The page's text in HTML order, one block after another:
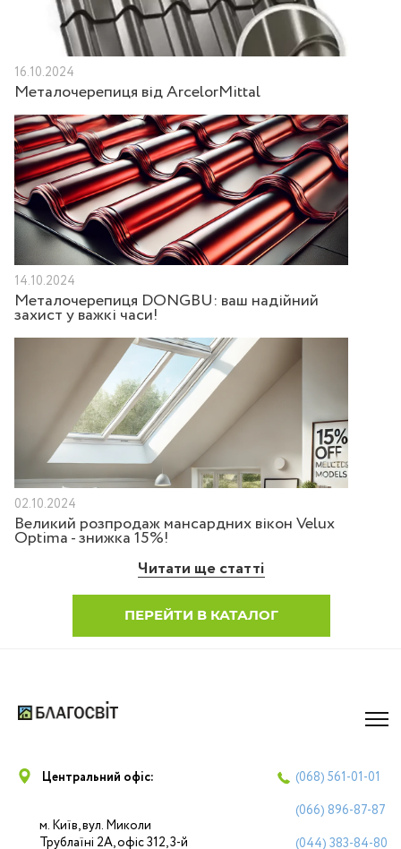
16.10.2024
Металочерепиця від ArcelorMittal
14.10.2024
Металочерепиця DONGBU: ваш надійний
захист у важкі часи!
02.10.2024
Великий розпродаж мансардних вікон Velux
Optima - знижка 15%!
Читати ще статті
ПЕРЕЙТИ В КАТАЛОГ
Центральний офіс:
м. Київ, вул. Миколи
Трублаїні 2А, офіс 312, 3-й
(068) 561-01-01
(066) 896-87-87
(044) 383-84-80